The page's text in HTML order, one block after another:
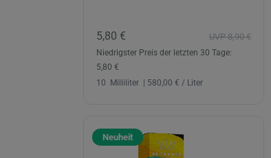
UVP 8,90 €
5,80 €
Niedrigster Preis der letzten 30 Tage:
5,80 €
10 Milliliter | 580,00 € / Liter
Neuheit